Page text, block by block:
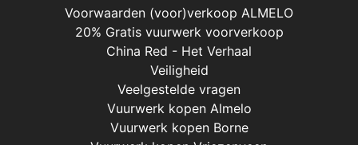
Voorwaarden (voor)verkoop ALMELO
20% Gratis vuurwerk voorverkoop
China Red - Het Verhaal
Veiligheid
Veelgestelde vragen
Vuurwerk kopen Almelo
Vuurwerk kopen Borne